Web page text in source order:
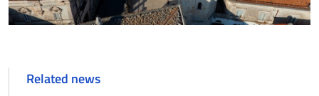
Related news